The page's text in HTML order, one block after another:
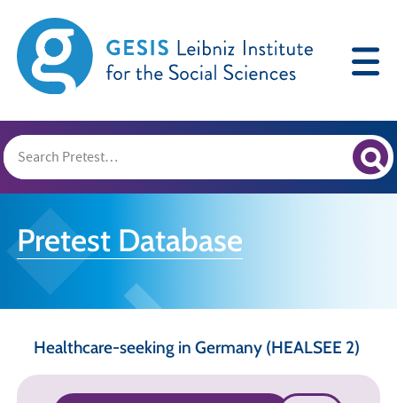
Pretest Database
Healthcare-seeking in Germany (HEALSEE 2)